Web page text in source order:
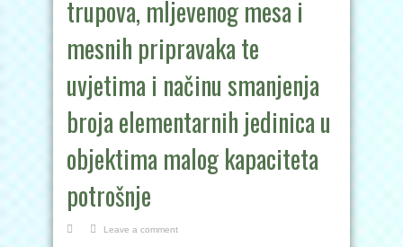
trupova, mljevenog mesa i
mesnih pripravaka te
uvjetima i načinu smanjenja
broja elementarnih jedinica u
objektima malog kapaciteta
potrošnje
Leave a comment